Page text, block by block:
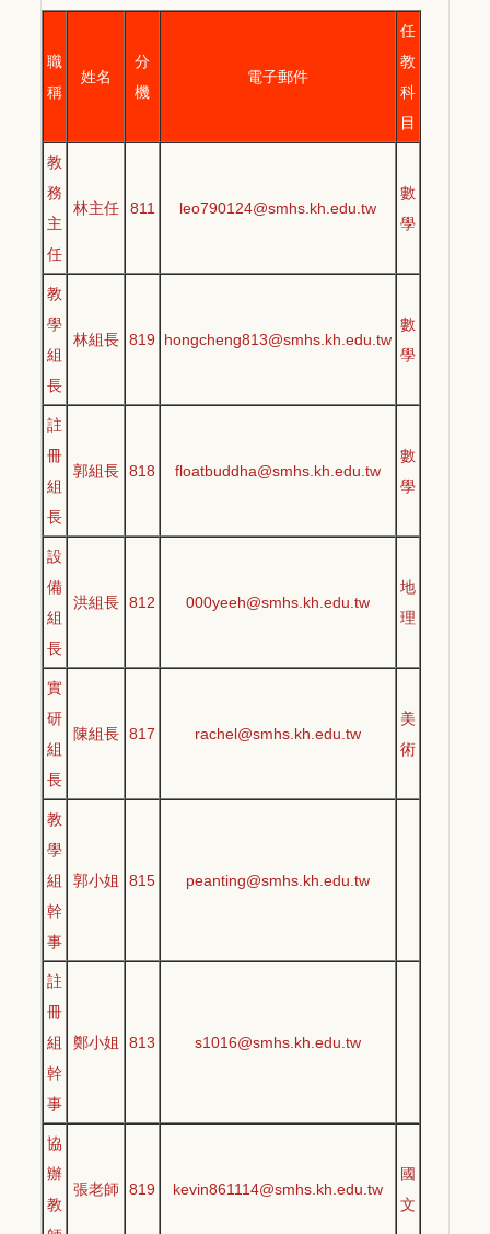
職
稱
姓名
分
機
電子郵件
任
教
科
目
教
務
主
任
林主任 811 leo790124@smhs.kh.edu.tw
數
學
教
學
組
長
林組長 819 hongcheng813@smhs.kh.edu.tw
數
學
註
冊
組
長
郭組長 818 floatbuddha@smhs.kh.edu.tw
數
學
設
備
組
長
洪組長 812 000yeeh@smhs.kh.edu.tw
地
理
實
研
組
長
陳組長 817 rachel@smhs.kh.edu.tw
美
術
教
學
組
幹
事
郭小姐 815 peanting@smhs.kh.edu.tw
註
冊
組
幹
事
鄭小姐 813 s1016@smhs.kh.edu.tw
協
辦
教
張老師 819 kevin861114@smhs.kh.edu.tw
國
文